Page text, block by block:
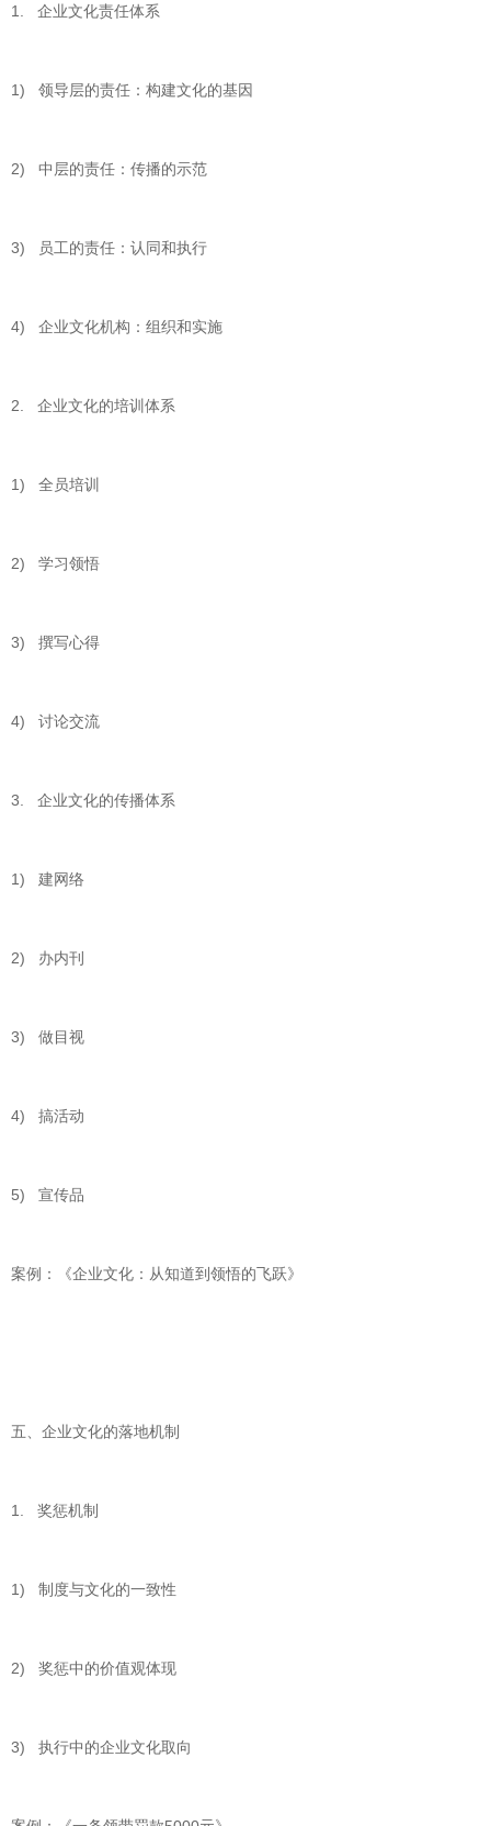
1. 企业文化责任体系
1) 领导层的责任：构建文化的基因
2) 中层的责任：传播的示范
3) 员工的责任：认同和执行
4) 企业文化机构：组织和实施
2. 企业文化的培训体系
1) 全员培训
2) 学习领悟
3) 撰写心得
4) 讨论交流
3. 企业文化的传播体系
1) 建网络
2) 办内刊
3) 做目视
4) 搞活动
5) 宣传品
案例：《企业文化：从知道到领悟的飞跃》
五、企业文化的落地机制
1. 奖惩机制
1) 制度与文化的一致性
2) 奖惩中的价值观体现
3) 执行中的企业文化取向